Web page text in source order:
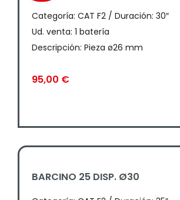
Categoría: CAT F2 / Duración: 30″
Ud. venta: 1 batería
Descripción: Pieza ø26 mm
95,00 €
BARCINO 25 DISP. Ø30